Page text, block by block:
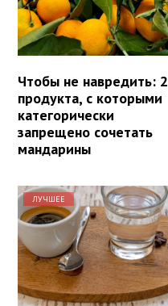
Чтобы не навредить: 2
продукта, с которыми
категорически
запрещено сочетать
мандарины
ЛУЧШЕЕ